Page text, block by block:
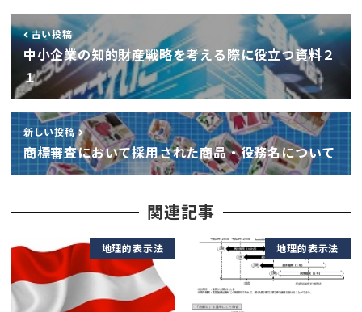
古い投稿
中小企業の知的財産戦略を考える際に役立つ資料２
１
新しい投稿
商標審査において採用された商品・役務名について
関連記事
地理的表示法 地理的表示法